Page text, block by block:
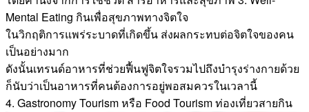
Mental Eating กินเพื่อสุขภาพทางจิตใจ
ในวิกฤติการแพร่ระบาดที่เกิดขึ้น ส่งผลกระทบต่อจิตใจของคน
เป็นอย่างมาก
ดังนั้นเทรนด์อาหารที่ช่วยฟื้นฟูจิตใจรวมไปถึงบำรุงร่างกายด้วย
ก็นับว่าเป็นอาหารที่คนต้องการอยู่พอสมควรในเวลานี้
4. Gastronomy Tourism หรือ Food Tourism ท่องเที่ยวสายกิน